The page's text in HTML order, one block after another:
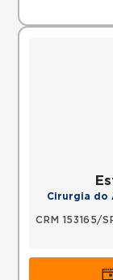
Cirurgia do
CRM 153165/